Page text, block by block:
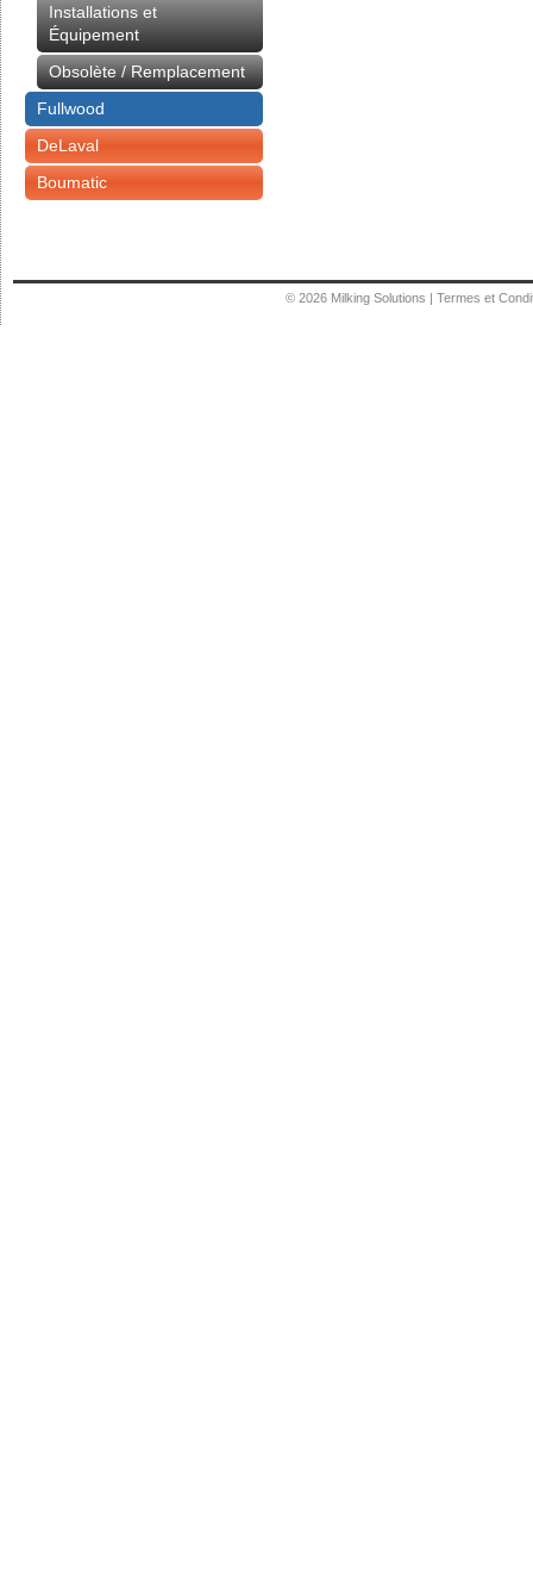
Installations et
Équipement
Obsolète / Remplacement
Fullwood
DeLaval
Boumatic
© 2026 Milking Solutions | Termes et